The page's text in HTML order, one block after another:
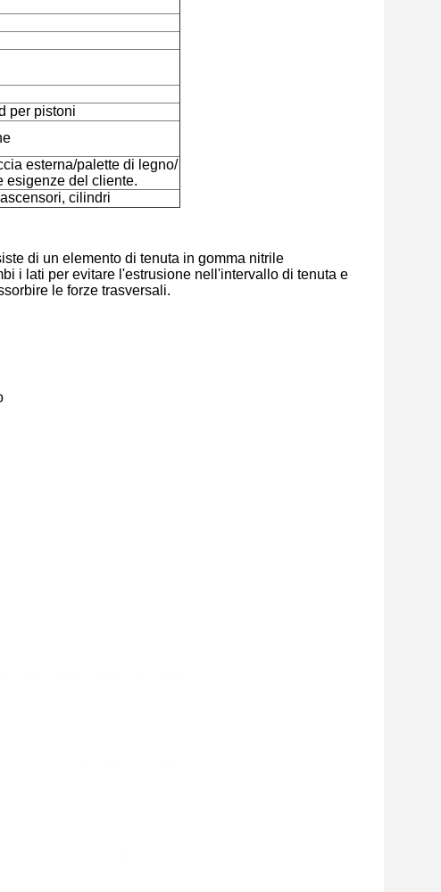
per pistoni
esterna/palette di legno/
esigenze del cliente.
cilindri
di un elemento di tenuta in gomma nitrile
i lati per evitare l'estrusione nell'intervallo di tenuta e
le forze trasversali.